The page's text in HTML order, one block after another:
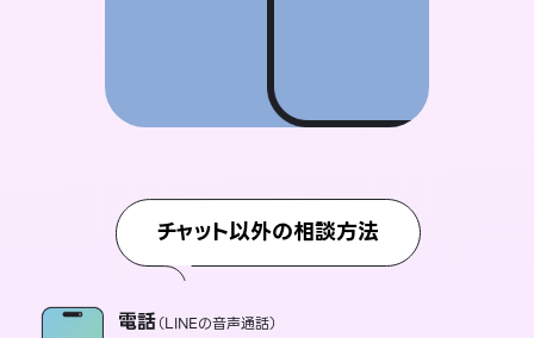
チャット以外の相談方法
電話（LINEの音声通話）